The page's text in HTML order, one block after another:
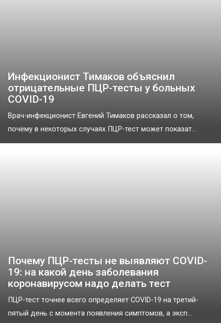
Инфекционист Тимаков объяснил
отрицательные ПЦР-тесты у больных
COVID-19
Врач-инфекционист Евгений Тимаков рассказал о том,
почему в некоторых случаях ПЦР-тест может показат...
Почему ПЦР-тесты не выявляют COVID-
19: на какой день заболевания
коронавирусом надо делать тест
ПЦР-тест точнее всего определяет COVID-19 на третий-
пятый день с момента появления симптомов, а эксп...